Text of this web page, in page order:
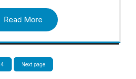
Read More
4 Next page